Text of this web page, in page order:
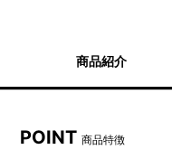
商品紹介
POINT商品特徴